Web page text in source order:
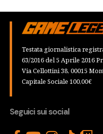
Testata giornalistica
63/2016 del 5 Aprile 2016
Via Cellottini 38, 00015
Capitale Sociale 100,00€
Seguici sui social